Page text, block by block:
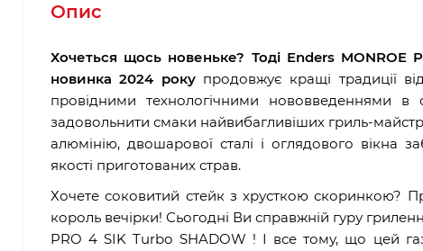
Опис
Хочеться щось новеньке? Тоді Enders
новинка 2024 рокупродовжує кращі традиції
провідними технологічними нововведеннями в
задовольнити смаки найвибагливіших гриль-
алюмінію, двошарової сталі і оглядового вікна
якості приготованих страв.
Хочете соковитий стейк з хрусткою скоринкою?
король вечірки! Сьогодні Ви справжній гуру
PRO 4 SIK Turbo SHADOW ! І все тому, що цей